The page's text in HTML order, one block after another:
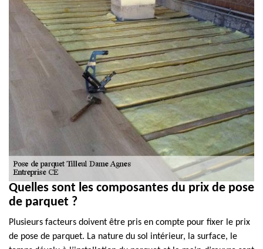
Quelles sont les composantes du prix de pose
de parquet ?
Plusieurs facteurs doivent être pris en compte pour fixer le prix
de pose de parquet. La nature du sol intérieur, la surface, le